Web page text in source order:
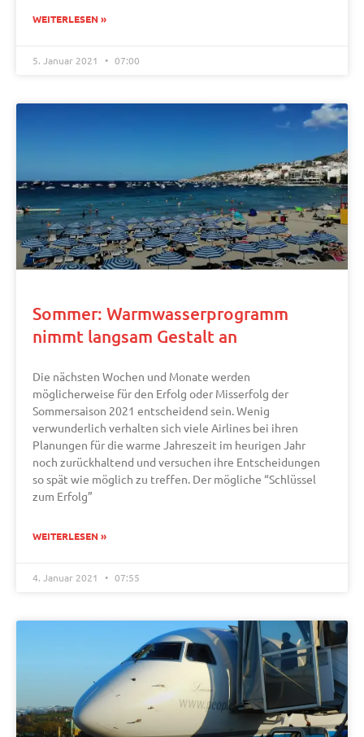
WEITERLESEN »
5. Januar 2021 07:00
Sommer: Warmwasserprogramm
nimmt langsam Gestalt an
Die nächsten Wochen und Monate werden
möglicherweise für den Erfolg oder Misserfolg der
Sommersaison 2021 entscheidend sein. Wenig
verwunderlich verhalten sich viele Airlines bei ihren
Planungen für die warme Jahreszeit im heurigen Jahr
noch zurückhaltend und versuchen ihre Entscheidungen
so spät wie möglich zu treffen. Der mögliche “Schlüssel
zum Erfolg”
WEITERLESEN »
4. Januar 2021 07:55